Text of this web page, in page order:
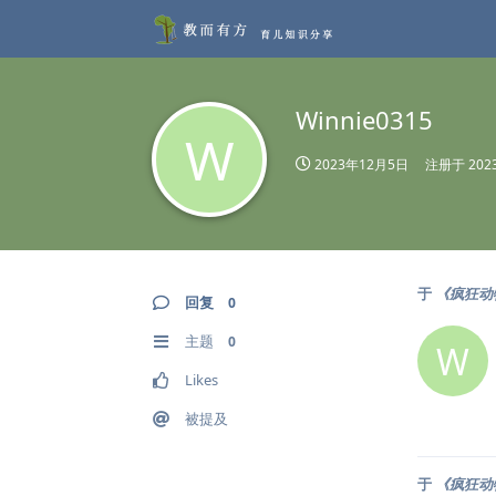
W
Winnie0315
2023年12月5日 注册于
回复 0
主题 0
Likes
被提及
于 《疯狂
W
于 《疯狂